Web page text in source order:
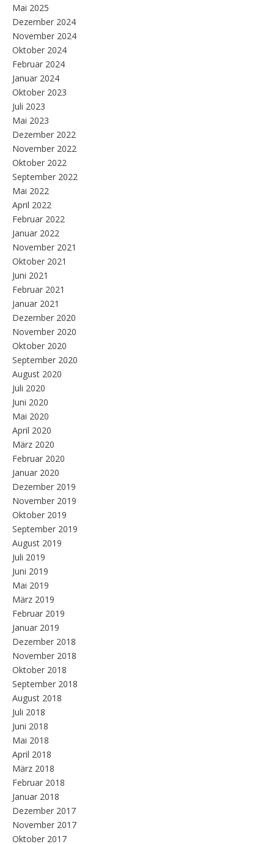
Mai 2025
Dezember 2024
November 2024
Oktober 2024
Februar 2024
Januar 2024
Oktober 2023
Juli 2023
Mai 2023
Dezember 2022
November 2022
Oktober 2022
September 2022
Mai 2022
April 2022
Februar 2022
Januar 2022
November 2021
Oktober 2021
Juni 2021
Februar 2021
Januar 2021
Dezember 2020
November 2020
Oktober 2020
September 2020
August 2020
Juli 2020
Juni 2020
Mai 2020
April 2020
März 2020
Februar 2020
Januar 2020
Dezember 2019
November 2019
Oktober 2019
September 2019
August 2019
Juli 2019
Juni 2019
Mai 2019
März 2019
Februar 2019
Januar 2019
Dezember 2018
November 2018
Oktober 2018
September 2018
August 2018
Juli 2018
Juni 2018
Mai 2018
April 2018
März 2018
Februar 2018
Januar 2018
Dezember 2017
November 2017
Oktober 2017